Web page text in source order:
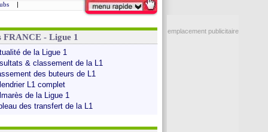
|
FRANCE - Ligue 1
de la Ligue 1
& classement de la L1
des buteurs de L1
L1 complet
de la Ligue 1
des transfert de la L1
emplacement publicitaire